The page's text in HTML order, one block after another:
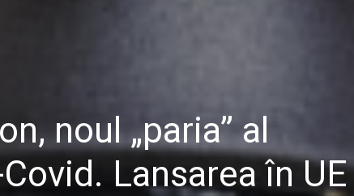
noul „paria” al
Lansarea în